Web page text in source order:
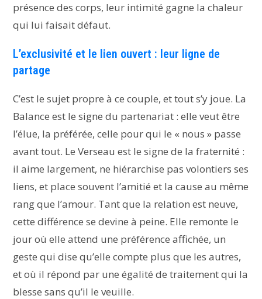
présence des corps, leur intimité gagne la chaleur
qui lui faisait défaut.
L’exclusivité et le lien ouvert : leur ligne de
partage
C’est le sujet propre à ce couple, et tout s’y joue. La
Balance est le signe du partenariat : elle veut être
l’élue, la préférée, celle pour qui le « nous » passe
avant tout. Le Verseau est le signe de la fraternité :
il aime largement, ne hiérarchise pas volontiers ses
liens, et place souvent l’amitié et la cause au même
rang que l’amour. Tant que la relation est neuve,
cette différence se devine à peine. Elle remonte le
jour où elle attend une préférence affichée, un
geste qui dise qu’elle compte plus que les autres,
et où il répond par une égalité de traitement qui la
blesse sans qu’il le veuille.